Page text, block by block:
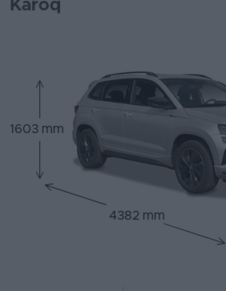
Karoq
1603 mm
4382 mm